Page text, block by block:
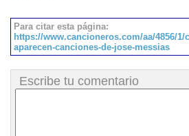
Para citar esta página:
https://www.cancioneros.com/aa/4856/
aparecen-canciones-de-jose-messias
Escribe tu comentario